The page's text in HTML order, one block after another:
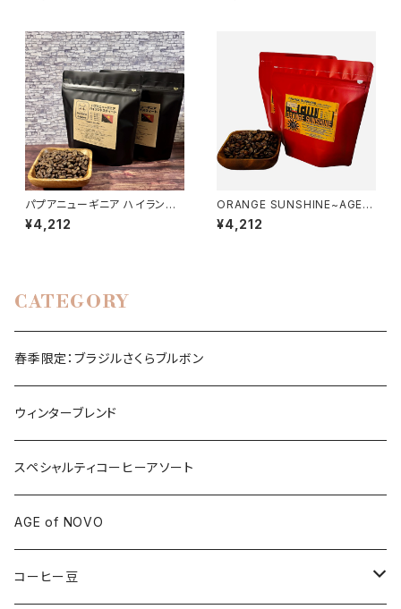
パプアニューギニア ハイランド
スウィート 300g
¥4,212
ORANGE SUNSHINE~AGE o
f NOVO~ ミャンマーG1 ウォッ
シュド アナエロビック オレンジ
¥4,212
CATEGORY
春季限定：ブラジルさくらブルボン
ウィンターブレンド
スペシャルティコーヒーアソート
AGE of NOVO
コーヒー豆